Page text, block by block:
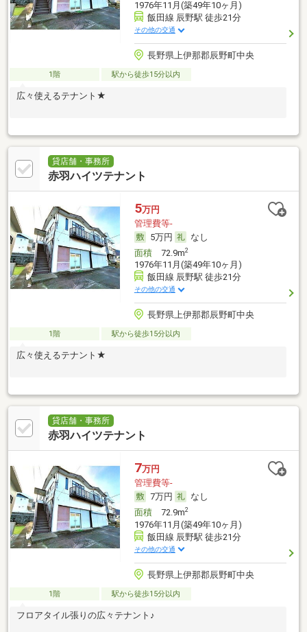
1976年11月(築49年10ヶ月)
飯田線 辰野駅 徒歩21分
その他の交通
長野県上伊那郡辰野町中央
1階 駅から徒歩15分以内
広々使えるテナント★
貸店舗・事務所
赤羽ハイツテナント
5万円
管理費等-
5万円
なし
面積72.9m2
1976年11月(築49年10ヶ月)
飯田線 辰野駅 徒歩21分
その他の交通
長野県上伊那郡辰野町中央
1階 駅から徒歩15分以内
広々使えるテナント★
貸店舗・事務所
赤羽ハイツテナント
7万円
管理費等-
7万円
なし
面積72.9m2
1976年11月(築49年10ヶ月)
飯田線 辰野駅 徒歩21分
その他の交通
長野県上伊那郡辰野町中央
1階 駅から徒歩15分以内
フロアタイル張りの広々テナント♪